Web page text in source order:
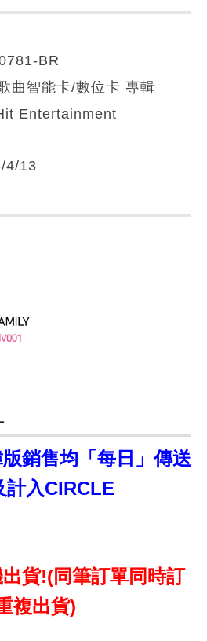
BR
曲智能卡/數位卡 專輯
Entertainment
4/13
銷售均「每日」傳送
計入CIRCLE
貨!(同筆訂單同時訂
複出貨)